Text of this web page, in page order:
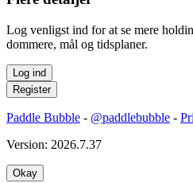
Log venligst ind for at se mere
dommere, mål og tidsplaner.
Paddle Bubble - @paddlebubble -
Version: 2026.7.37